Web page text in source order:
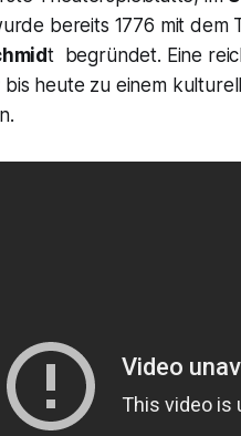
bereits 1776 mit dem
t begründet. Eine
bis heute zu einem